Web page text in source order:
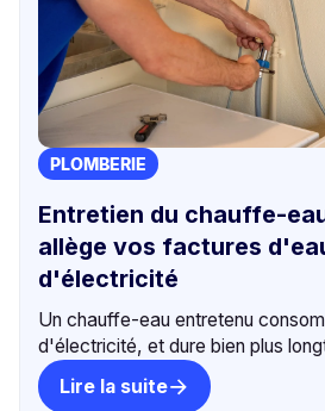
PLOMBERIE
Entretien du chauffe-
allège vos factures
d'électricité
Un chauffe-eau entretenu
d'électricité, et dure bien plus
détartrage est rentable et écolo.
intervention sous 24h.
Lire la suite